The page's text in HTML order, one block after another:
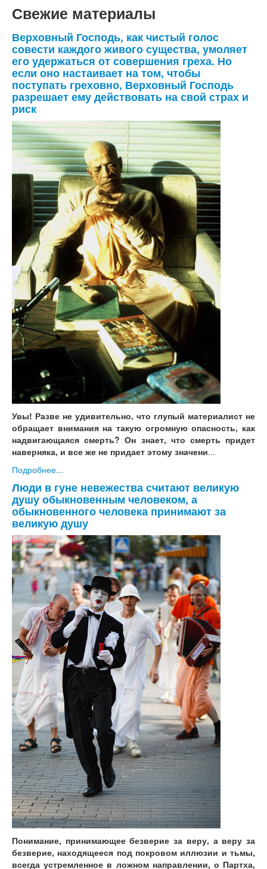
Свежие материалы
Верховный Господь, как чистый голос
совести каждого живого существа, умоляет
его удержаться от совершения греха. Но
если оно настаивает на том, чтобы
поступать греховно, Верховный Господь
разрешает ему действовать на свой страх и
риск
Увы! Разве не удивительно, что глупый материалист не
обращает внимания на такую огромную опасность, как
надвигающаяся смерть? Он знает, что смерть придет
наверняка, и все же не придает этому значени...
Подробнее...
Люди в гуне невежества считают великую
душу обыкновенным человеком, а
обыкновенного человека принимают за
великую душу
Понимание, принимающее безверие за веру, а веру за
безверие, находящееся под покровом иллюзии и тьмы,
всегда устремленное в ложном направлении, о Партха,